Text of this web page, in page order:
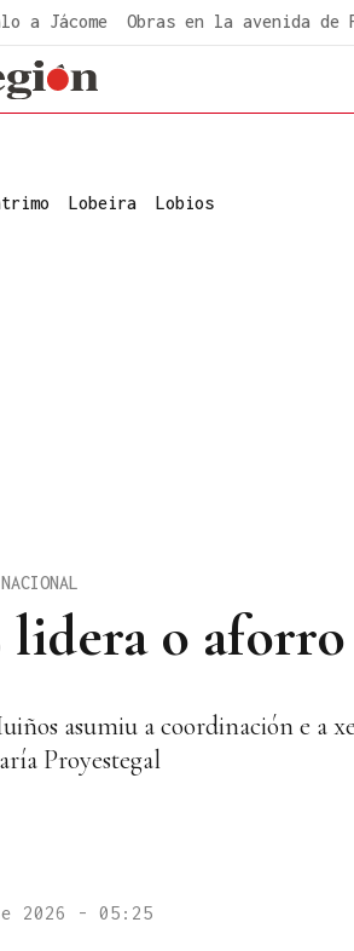
a Jácome Obras en la avenida de
Lobeira Lobios
o
asumiu a coordinación e a
Proyestegal
2026 - 05:25